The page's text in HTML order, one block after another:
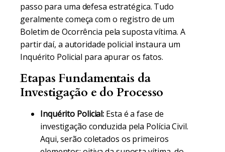
passo para uma defesa estratégica. Tudo
geralmente começa com o registro de um
Boletim de Ocorrência pela suposta vítima. A
partir daí, a autoridade policial instaura um
Inquérito Policial para apurar os fatos.
Etapas Fundamentais da
Investigação e do Processo
Inquérito Policial: Esta é a fase de
investigação conduzida pela Polícia Civil.
Aqui, serão coletados os primeiros